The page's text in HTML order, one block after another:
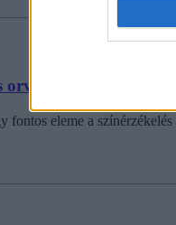
orvosi vizsgálaton?
fontos eleme a